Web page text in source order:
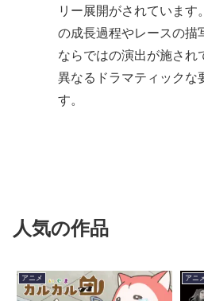
リー展開がされています
の成長過程やレースの描
ならではの演出が施され
異なるドラマティックな
す。
人気の作品
アニメ アニメ